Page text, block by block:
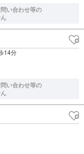
い合わせ等の
14分
い合わせ等の